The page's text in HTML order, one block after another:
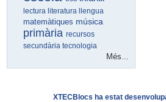
lecturaliteraturallengua
matemàtiques música
primàriarecursos
secundàriatecnologia
Més...
XTECBlocs ha estat